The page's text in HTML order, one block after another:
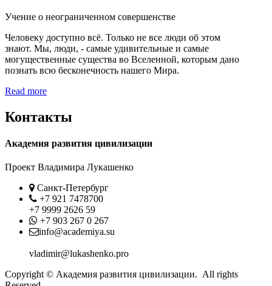
Учение о неограниченном совершенстве
Человеку доступно всё. Только не все люди об этом
знают. Мы, люди, - самые удивительные и самые
могущественные существа во Вселенной, которым дано
познать всю бесконечность нашего Мира.
Read more
Контакты
Академия развития цивилизации
Проект Владимира Лукашенко
Location
Санкт-Петербург
Phone
+7 921 7478700
+7 9999 2626 59
Whatsapp
+7 903 267 0 267
Contact
info@academiya.su
vladimir@lukashenko.pro
Copyright © Академия развития цивилизации. All rights